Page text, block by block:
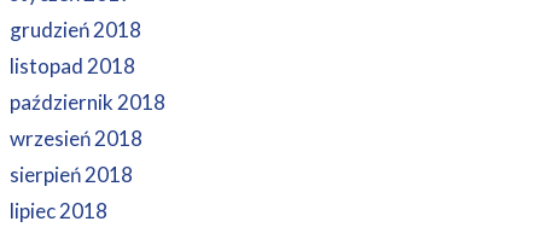
grudzień 2018
listopad 2018
październik 2018
wrzesień 2018
sierpień 2018
lipiec 2018